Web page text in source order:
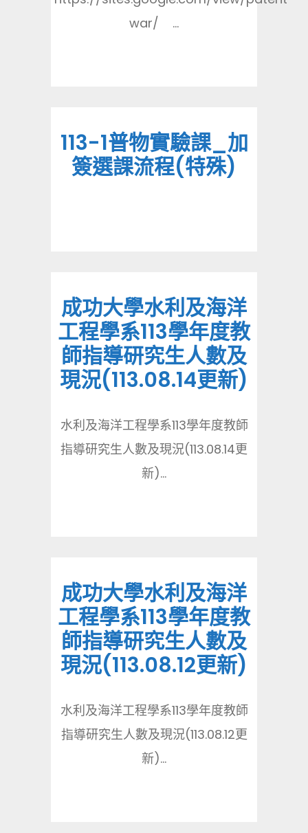
war/ ...
113-1普物實驗課_加
簽選課流程(特殊)
成功大學水利及海洋
工程學系113學年度教
師指導研究生人數及
現況(113.08.14更新)
水利及海洋工程學系113學年度教師
指導研究生人數及現況(113.08.14更
新)...
成功大學水利及海洋
工程學系113學年度教
師指導研究生人數及
現況(113.08.12更新)
水利及海洋工程學系113學年度教師
指導研究生人數及現況(113.08.12更
新)...